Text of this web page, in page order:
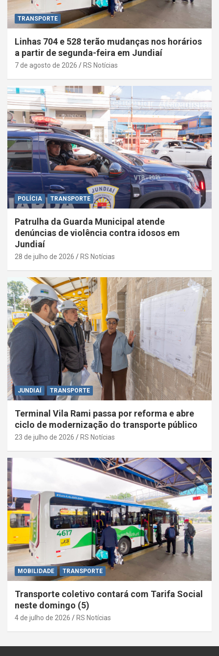
TRANSPORTE
Linhas 704 e 528 terão mudanças nos horários
a partir de segunda-feira em Jundiaí
7 de agosto de 2026 RS Notícias
POLÍCIA TRANSPORTE
Patrulha da Guarda Municipal atende
denúncias de violência contra idosos em
Jundiaí
28 de julho de 2026 RS Notícias
JUNDIAÍ TRANSPORTE
Terminal Vila Rami passa por reforma e abre
ciclo de modernização do transporte público
23 de julho de 2026 RS Notícias
MOBILIDADE TRANSPORTE
Transporte coletivo contará com Tarifa Social
neste domingo (5)
4 de julho de 2026 RS Notícias